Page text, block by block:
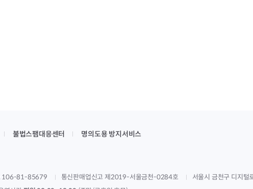
불법스팸대응센터 명의도용 방지서비스
106-81-85679 통신판매업신고 제2019-서울금천-0284호
서울시 금천구 디지